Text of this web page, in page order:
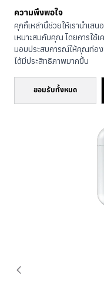
ความพึงพอใจ
คุกกี้เหล่านี้ช่วยให้เรานำเส
เหมาะสมกับคุณ โดยการใช้เ
มอบประสบการณ์ให้คุณท่อง
ได้มีประสิทธิภาพมากขึ้น
ยอมรับทั้งหมด
ประหยัดไป 200
🔥 ลด 200.- ขั้นต่ำ
EOSS200